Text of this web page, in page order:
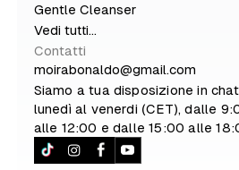
Gentle Cleanser
Vedi tutti...
Contatti
moirabonaldo@gmail.com
Siamo a tua disposizione in
lunedì al venerdi (CET), dalle
alle 12:00 e dalle 15:00 alle